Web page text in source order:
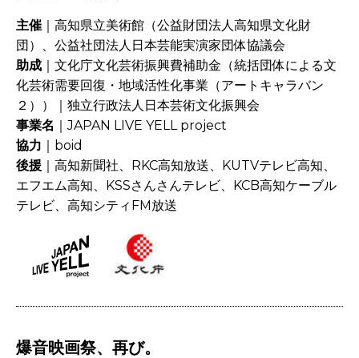
主催 ｜高知県立美術館（公益財団法人高知県文化財
団）、公益社団法人日本芸能実演家団体協議会
助成 ｜文化庁文化芸術振興費補助金（統括団体による文
化芸術需要回復・地域活性化事業（アートキャラバン
２））｜独立行政法人日本芸術文化振興会
事業名 ｜JAPAN LIVE YELL project
協力 ｜boid
後援 ｜高知新聞社、RKC高知放送、KUTVテレビ高知、
エフエム高知、KSSさんさんテレビ、KCB高知ケーブル
テレビ、高知シティFM放送
爆音映画祭、再び。